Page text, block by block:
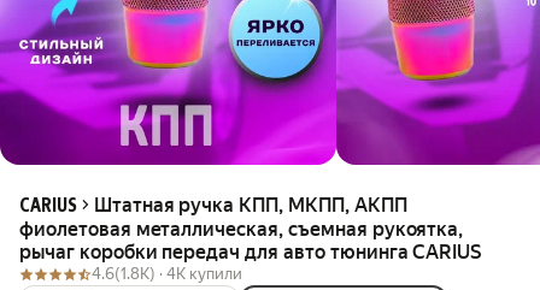
CARIUS
Штатная ручка КПП, МКПП, АКПП
фиолетовая металлическая, съемная рукоятка,
рычаг коробки передач для авто тюнинга CARIUS
4.6(1.8K) · 4K купили